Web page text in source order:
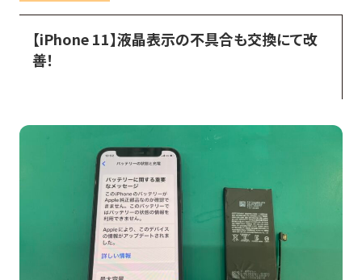
【iPhone 11】液晶表示の不具合も交換にて改
善！